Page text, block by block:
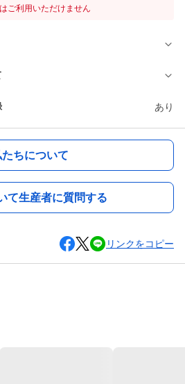
ご利用いただけません
あり
たちについて
て生産者に質問する
リンクをコピー